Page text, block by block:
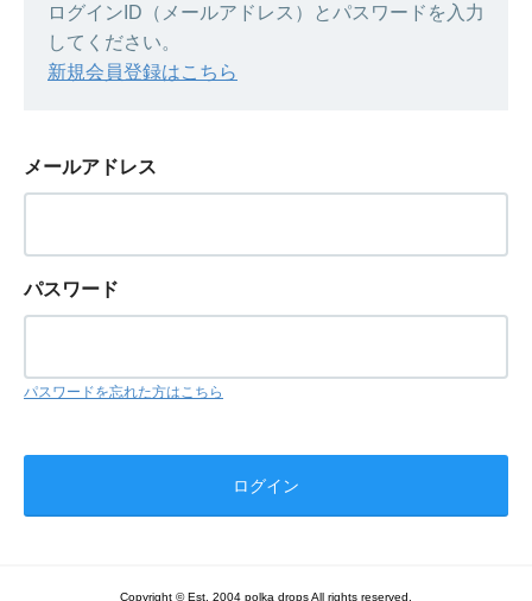
ログインID（メールアドレス）とパスワードを入力
してください。
新規会員登録はこちら
メールアドレス
パスワード
パスワードを忘れた方はこちら
Copyright © Est. 2004 polka drops All rights reserved.